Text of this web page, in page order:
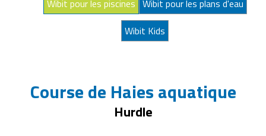
Wibit pour les piscines Wibit pour les plans d'eau
Wibit Kids
Course de Haies aquatique
Hurdle